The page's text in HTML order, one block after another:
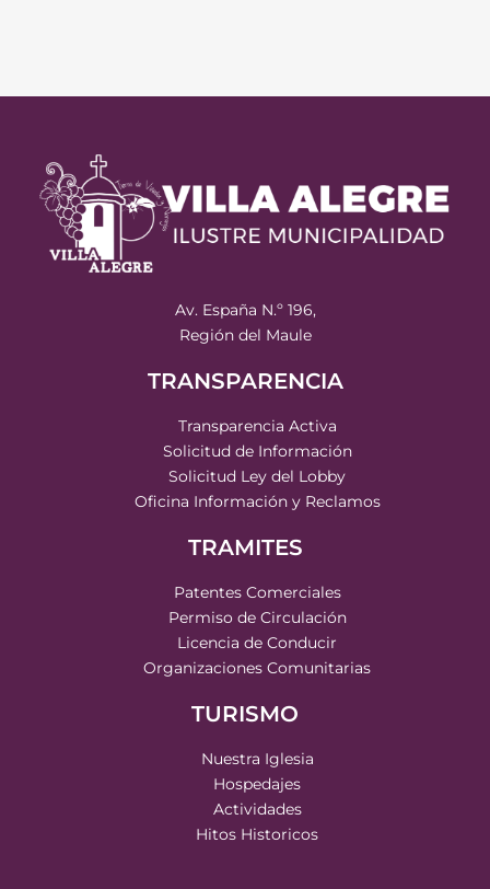
Av. España N.º 196,
Región del Maule
TRANSPARENCIA
Transparencia Activa
Solicitud de Información
Solicitud Ley del Lobby
Oficina Información y Reclamos
TRAMITES
Patentes Comerciales
Permiso de Circulación
Licencia de Conducir
Organizaciones Comunitarias
TURISMO
Nuestra Iglesia
Hospedajes
Actividades
Hitos Historicos